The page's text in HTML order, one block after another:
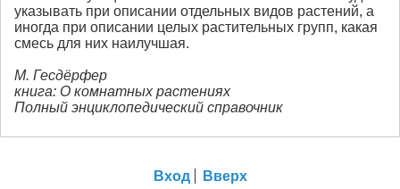
указывать при описании отдельных видов растений, а
иногда при описании целых растительных групп, какая
смесь для них наилучшая.
M. Гесдёрфер
книга: О комнатных растениях
Полный энциклопедический справочник
Вход Вверх